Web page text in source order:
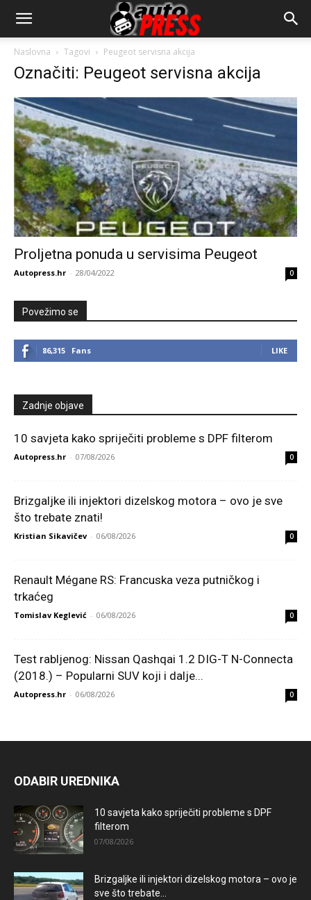
AutopressHR
Naslovna Tagovi Peugeot servisna akcija
Označiti: Peugeot servisna akcija
Proljetna ponuda u servisima Peugeot
Autopress.hr - 28/04/2022 0
Povežimo se
86,315 Fans LIKE
Zadnje objave
10 savjeta kako spriječiti probleme s DPF filterom
Autopress.hr - 07/08/2026 0
Brizgaljke ili injektori dizelskog motora – ovo je sve
što trebate znati!
Kristian Sikavičev - 06/08/2026 0
Renault Mégane RS: Francuska veza putničkog i
trkaćeg
Tomislav Keglević - 06/08/2026 0
Test rabljenog: Nissan Qashqai 1.2 DIG-T N-Connecta
(2018.) – Popularni SUV koji i dalje...
Autopress.hr - 06/08/2026 0
ODABIR UREDNIKA
10 savjeta kako spriječiti probleme s DPF
filterom
07/08/2026
Brizgaljke ili injektori dizelskog motora – ovo je
sve što trebate...